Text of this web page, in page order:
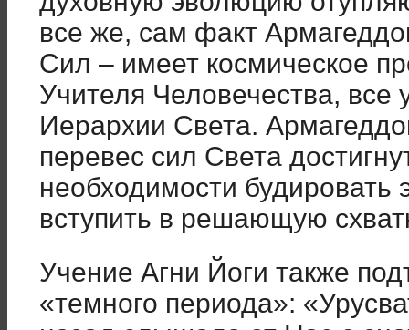
все же, сам факт
Сил – имеет космическое
Учителя Человечества, все
Иерархии Света.
перевес сил Света
необходимости будировать
вступить в решающую
Учение Агни Йоги также
«темного периода»: